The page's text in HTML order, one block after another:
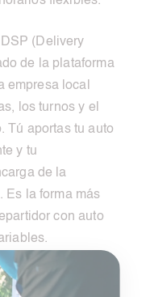
(Delivery
de la plataforma
empresa local
los turnos y el
Tú aportas tu auto
y tu
de la
Es la forma más
con auto